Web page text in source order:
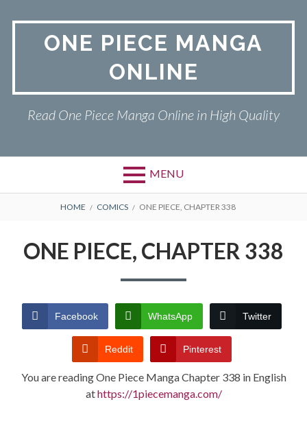
ONE PIECE MANGA
ONLINE
Read One Piece Manga Online in High Quality
MENU
Primary
ONE PIECE
TERMS AND
CONDITIONS
BREADCRUMBS
HOME COMICS ONE PIECE, CHAPTER 338
ONE PIECE, CHAPTER 338
Facebook WhatsApp Twitter
Reddit Pinterest
You are reading One Piece Manga Chapter 338 in English
athttps://1piecemanga.com/